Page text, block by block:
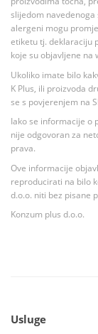
slijedom
alergeni mogu
etiketu tj. deklaraciju
koje su objavljene na
Ukoliko imate bilo
K Plus, ili proizvoda
se s povjerenjem na
Iako se informacije o
nije odgovoran za
prava.
Ove informacije
reproducirati na bilo
d.o.o. niti bez pisane
Konzum plus d.o.o.
Usluge